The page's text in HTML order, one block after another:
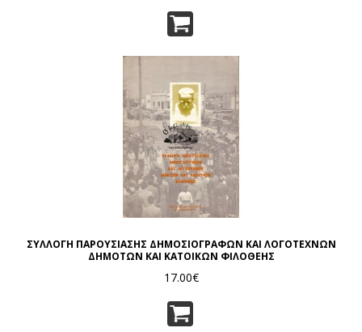
ΣΥΛΛΟΓΗ ΠΑΡΟΥΣΙΑΣΗΣ ΔΗΜΟΣΙΟΓΡΑΦΩΝ ΚΑΙ ΛΟΓΟΤΕΧΝΩΝ
ΔΗΜΟΤΩΝ ΚΑΙ ΚΑΤΟΙΚΩΝ ΦΙΛΟΘΕΗΣ
17.00€